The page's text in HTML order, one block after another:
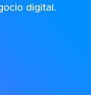
digital.